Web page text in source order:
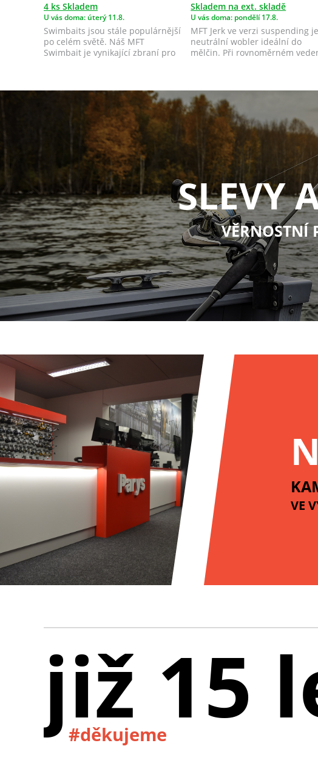
4 ks Skladem
U vás doma: úterý 11.8.
Swimbaits jsou stále populárnější
po celém světě. Náš MFT
Swimbait je vynikající zbraní pro
Skladem na ext. skladě
U vás doma: pondělí 17.8.
MFT Jerk ve verzi suspending je
neutrální wobler ideální do
mělčin. Při rovnoměrném
SLEVY
VĚRNOSTNÍ
VE
již 15
#děkujeme